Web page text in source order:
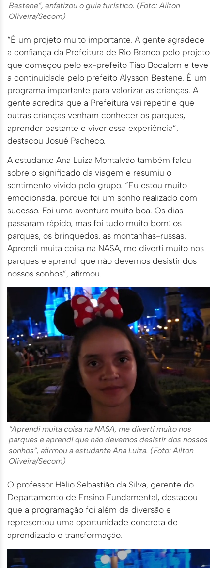
Bestene”, enfatizou o guia turístico. (Foto: Ailton
Oliveira/Secom)
“É um projeto muito importante. A gente agradece
a confiança da Prefeitura de Rio Branco pelo projeto
que começou pelo ex-prefeito Tião Bocalom e teve
a continuidade pelo prefeito Alysson Bestene. É um
programa importante para valorizar as crianças. A
gente acredita que a Prefeitura vai repetir e que
outras crianças venham conhecer os parques,
aprender bastante e viver essa experiência”,
destacou Josué Pacheco.
A estudante Ana Luiza Montalvão também falou
sobre o significado da viagem e resumiu o
sentimento vivido pelo grupo. “Eu estou muito
emocionada, porque foi um sonho realizado com
sucesso. Foi uma aventura muito boa. Os dias
passaram rápido, mas foi tudo muito bom: os
parques, os brinquedos, as montanhas-russas.
Aprendi muita coisa na NASA, me diverti muito nos
parques e aprendi que não devemos desistir dos
nossos sonhos”, afirmou.
“Aprendi muita coisa na NASA, me diverti muito nos
parques e aprendi que não devemos desistir dos nossos
sonhos”, afirmou a estudante Ana Luiza. (Foto: Ailton
Oliveira/Secom)
O professor Hélio Sebastião da Silva, gerente do
Departamento de Ensino Fundamental, destacou
que a programação foi além da diversão e
representou uma oportunidade concreta de
aprendizado e transformação.